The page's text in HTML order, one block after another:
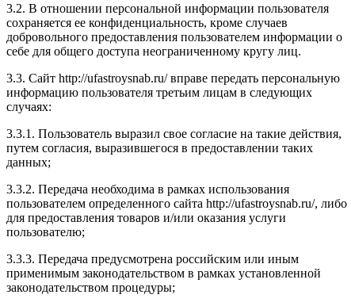
3.2. В отношении персональной информации пользователя
сохраняется ее конфиденциальность, кроме случаев
добровольного предоставления пользователем информации о
себе для общего доступа неограниченному кругу лиц.
3.3. Сайт http://ufastroysnab.ru/ вправе передать персональную
информацию пользователя третьим лицам в следующих
случаях:
3.3.1. Пользователь выразил свое согласие на такие действия,
путем согласия, выразившегося в предоставлении таких
данных;
3.3.2. Передача необходима в рамках использования
пользователем определенного сайта http://ufastroysnab.ru/, либо
для предоставления товаров и/или оказания услуги
пользователю;
3.3.3. Передача предусмотрена российским или иным
применимым законодательством в рамках установленной
законодательством процедуры;